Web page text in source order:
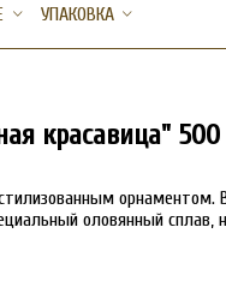
УПАКОВКА
красавица"
орнаментом.
оловянный сплав,